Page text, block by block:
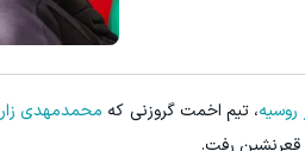
روسیه، تیم اخمت گروزنی که محمدمهدی